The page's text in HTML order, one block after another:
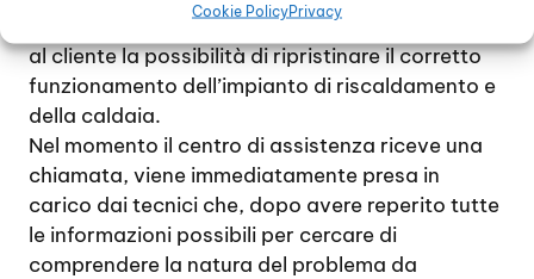
Cookie PolicyPrivacy
rapidità, in maniera tale da offrire rapidamente
al cliente la possibilità di ripristinare il corretto
funzionamento dell’impianto di riscaldamento e
della caldaia.
Nel momento il centro di assistenza riceve una
chiamata, viene immediatamente presa in
carico dai tecnici che, dopo avere reperito tutte
le informazioni possibili per cercare di
comprendere la natura del problema da